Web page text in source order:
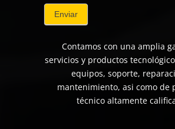
Enviar
Contamos con una amplia
servicios y productos
equipos, soporte,
mantenimiento, asi como de
técnico altamente